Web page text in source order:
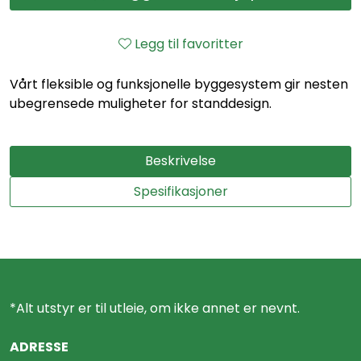
Legg til favoritter
Vårt fleksible og funksjonelle byggesystem gir nesten
ubegrensede muligheter for standdesign.
Beskrivelse
Spesifikasjoner
*Alt utstyr er til utleie, om ikke annet er nevnt.
ADRESSE